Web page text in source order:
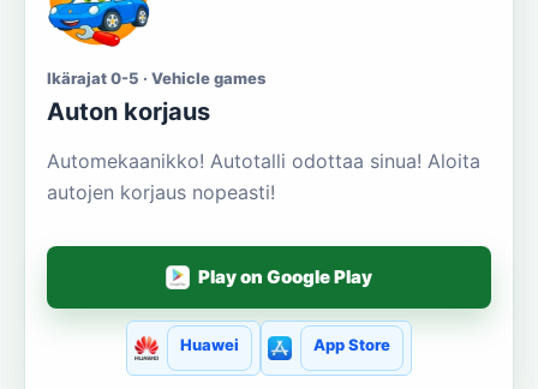
Ikärajat 0-5 · Vehicle games
Auton korjaus
Automekaanikko! Autotalli odottaa sinua! Aloita
autojen korjaus nopeasti!
Play on Google Play
Huawei App Store